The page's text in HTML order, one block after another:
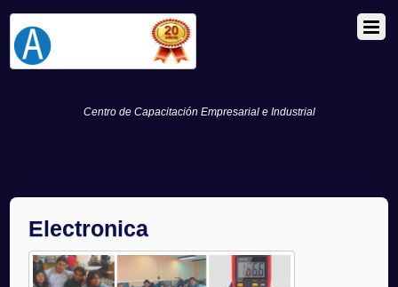
Centro de Capacitación Empresarial e Industrial
Electronica